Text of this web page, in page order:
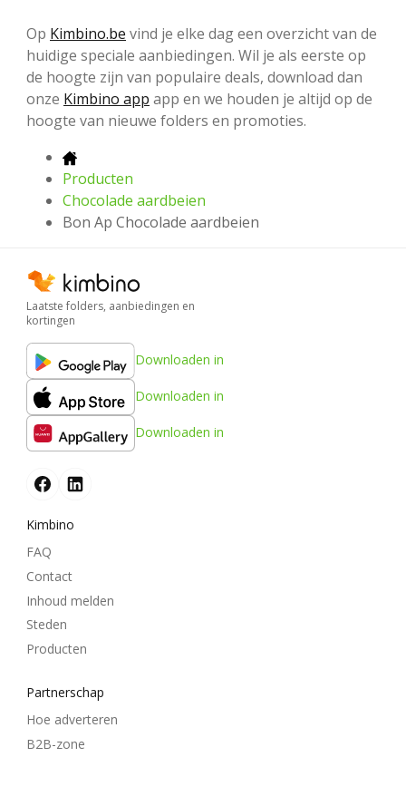
Op Kimbino.be vind je elke dag een overzicht van de
huidige speciale aanbiedingen. Wil je als eerste op
de hoogte zijn van populaire deals, download dan
onze Kimbino app app en we houden je altijd op de
hoogte van nieuwe folders en promoties.
Producten
Chocolade aardbeien
Bon Ap Chocolade aardbeien
Laatste folders, aanbiedingen en
kortingen
Downloaden in
Downloaden in
Downloaden in
Kimbino
FAQ
Contact
Inhoud melden
Steden
Producten
Partnerschap
Hoe adverteren
B2B-zone